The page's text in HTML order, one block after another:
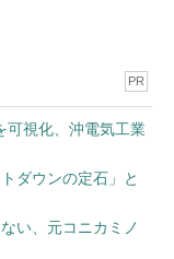
PR
可視化、沖電気工業
ダウンの定石」と
い、元コニカミノ